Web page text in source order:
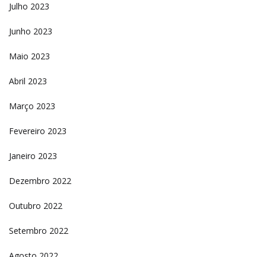
Julho 2023
Junho 2023
Maio 2023
Abril 2023
Março 2023
Fevereiro 2023
Janeiro 2023
Dezembro 2022
Outubro 2022
Setembro 2022